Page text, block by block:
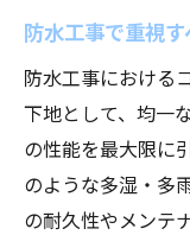
防水工
大阪府の気
大阪府
法
防水工事で重視
防水工事における
下地として、均一
の性能を最大限に
のような多湿・多
の耐久性やメンテ